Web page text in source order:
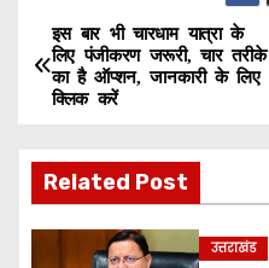
P
o
t
इस बार भी चारधाम यात्रा के
लिए पंजीकरण जरूरी, चार तरीके
का है ऑप्शन, जानकारी के लिए
क्लिक करें
Related Post
उत्तराखंड